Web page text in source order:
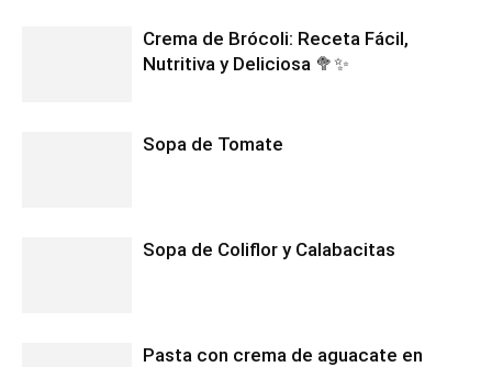
Crema de Brócoli: Receta Fácil,
Nutritiva y Deliciosa 🥦✨
Sopa de Tomate
Sopa de Coliflor y Calabacitas
Pasta con crema de aguacate en